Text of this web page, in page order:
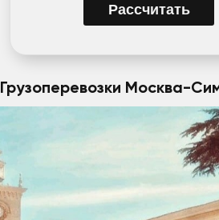
Грузоперевозки Москва-